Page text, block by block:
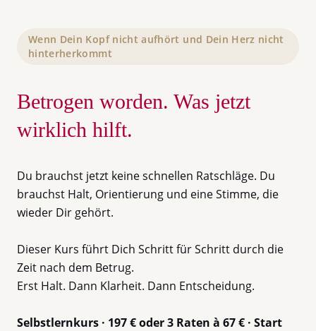
Wenn Dein Kopf nicht aufhört und Dein Herz nicht
hinterherkommt
Betrogen worden. Was jetzt
wirklich hilft.
Du brauchst jetzt keine schnellen Ratschläge. Du
brauchst Halt, Orientierung und eine Stimme, die
wieder Dir gehört.
Dieser Kurs führt Dich Schritt für Schritt durch die
Zeit nach dem Betrug.
Erst Halt. Dann Klarheit. Dann Entscheidung.
Selbstlernkurs · 197 € oder 3 Raten à 67 € · Start